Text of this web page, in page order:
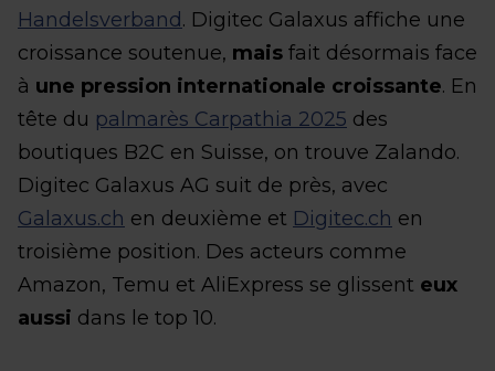
Handelsverband. Digitec Galaxus affiche une
croissance soutenue, mais fait désormais face
à une pression internationale croissante. En
tête du palmarès Carpathia 2025 des
boutiques B2C en Suisse, on trouve Zalando.
Digitec Galaxus AG suit de près, avec
Galaxus.ch en deuxième et Digitec.ch en
troisième position. Des acteurs comme
Amazon, Temu et AliExpress se glissent eux
aussi dans le top 10.